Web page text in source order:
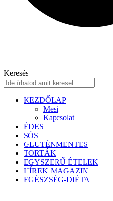
Keresés
KEZDŐLAP
Mesi
Kapcsolat
ÉDES
SÓS
GLUTÉNMENTES
TORTÁK
EGYSZERŰ ÉTELEK
HÍREK-MAGAZIN
EGÉSZSÉG-DIÉTA